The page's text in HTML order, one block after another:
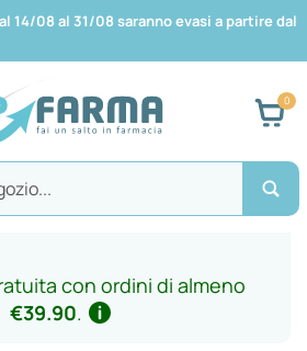
14/08 al 31/08 saranno evasi a partire dal
con ordini di almeno
€39.90.